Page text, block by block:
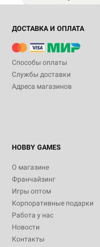
ДОСТАВКА И ОПЛАТА
Способы оплаты
Службы доставки
Адреса магазинов
HOBBY GAMES
О магазине
Франчайзинг
Игры оптом
Корпоративные подарки
Работа у нас
Новости
Контакты